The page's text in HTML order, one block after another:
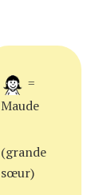
=
Maude
(grande
sœur)